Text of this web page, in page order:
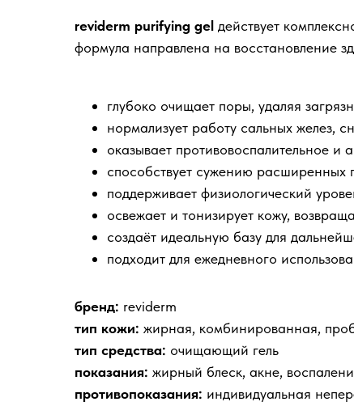
reviderm purifying gel действует
формула направлена на восстановление
глубоко очищает поры, удаляя
нормализует работу сальных желез,
оказывает противовоспалительное
способствует сужению расширенных
поддерживает физиологический
освежает и тонизирует кожу,
создаёт идеальную базу для
подходит для ежедневного
бренд: reviderm
тип кожи: жирная, комбинированная,
тип средства: очищающий гель
показания: жирный блеск, акне,
противопоказания: индивидуальная